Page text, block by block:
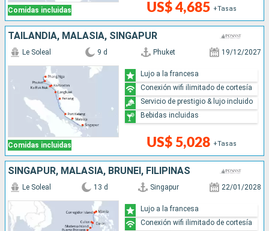
Comidas incluidas US$ 4,685 +Tasas
TAILANDIA, MALASIA, SINGAPUR
Comidas incluidas
Le Soleal 9 d Phuket 19/12/2027
US$ 5,028 +Tasas
Lujo a la francesa
Conexión wifi ilimitado de cortesía
Servicio de prestigio & lujo incluido
Bebidas incluidas
SINGAPUR, MALASIA, BRUNEI, FILIPINAS
Le Soleal 13 d Singapur 22/01/2028
Lujo a la francesa
Conexión wifi ilimitado de cortesía